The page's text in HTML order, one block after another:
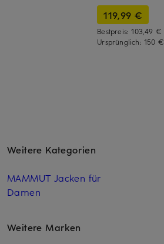
119,99 €
Bestpreis:103,49 €
Ursprünglich: 150 €
Weitere Kategorien
MAMMUT Jacken für
Damen
Weitere Marken